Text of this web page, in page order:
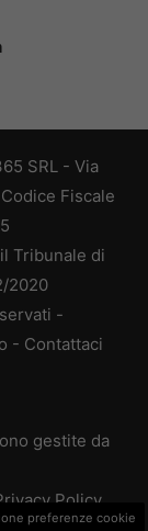
SRL - Via
Fiscale
Tribunale di
2020
-
- Contattaci
gestite da
Policy
preferenze cookie